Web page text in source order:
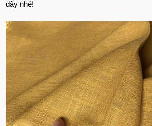
đây nhé!